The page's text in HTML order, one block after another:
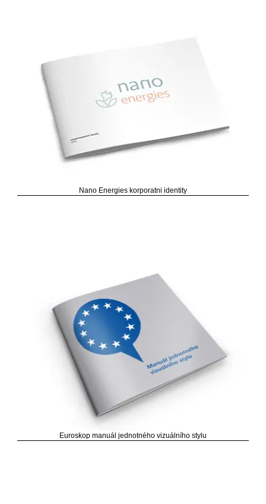
Nano Energies korporatni identity
Euroskop manuál jednotného vizuálního stylu